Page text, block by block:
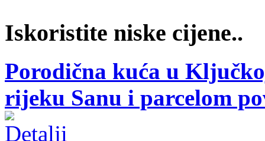
Iskoristite niske cijene..
Porodična kuća u
rijeku Sanu i parcelom